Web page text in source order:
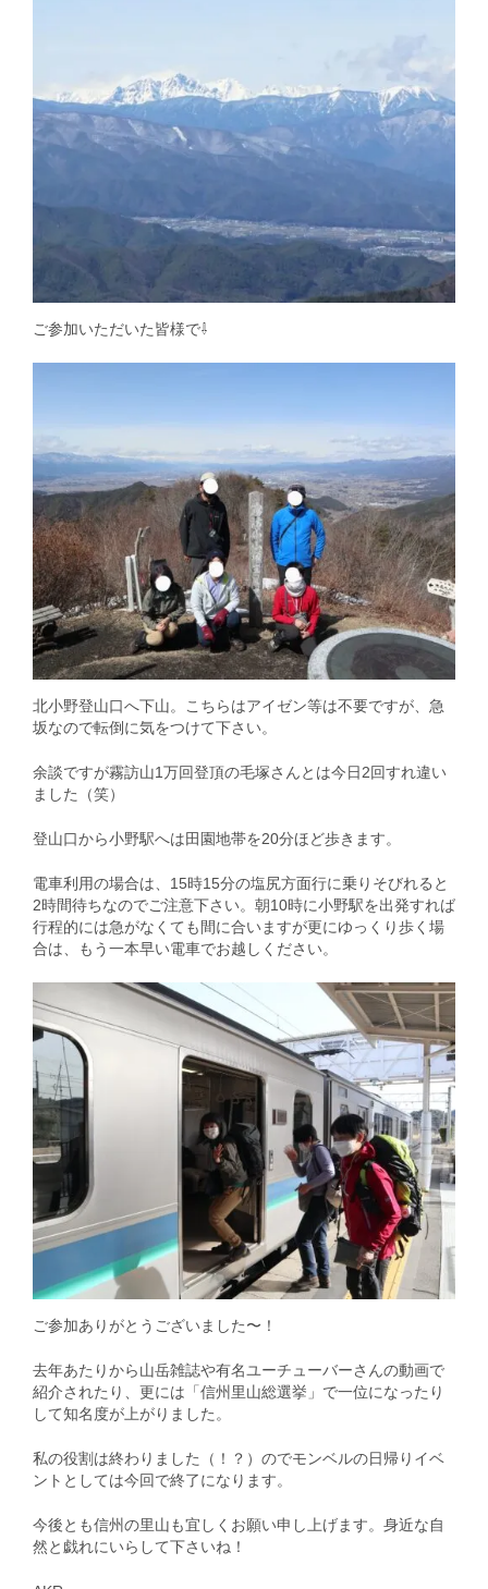
ご参加いただいた皆様で⇩
北小野登山口へ下山。こちらはアイゼン等は不要ですが、急
坂なので転倒に気をつけて下さい。
余談ですが霧訪山1万回登頂の毛塚さんとは今日2回すれ違い
ました（笑）
登山口から小野駅へは田園地帯を20分ほど歩きます。
電車利用の場合は、15時15分の塩尻方面行に乗りそびれると
2時間待ちなのでご注意下さい。朝10時に小野駅を出発すれば
行程的には急がなくても間に合いますが更にゆっくり歩く場
合は、もう一本早い電車でお越しください。
ご参加ありがとうございました〜！
去年あたりから山岳雑誌や有名ユーチューバーさんの動画で
紹介されたり、更には「信州里山総選挙」で一位になったり
して知名度が上がりました。
私の役割は終わりました（！？）のでモンベルの日帰りイベ
ントとしては今回で終了になります。
今後とも信州の里山も宜しくお願い申し上げます。身近な自
然と戯れにいらして下さいね！